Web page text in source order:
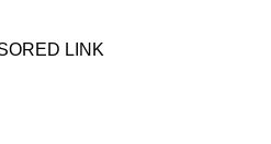
LINK